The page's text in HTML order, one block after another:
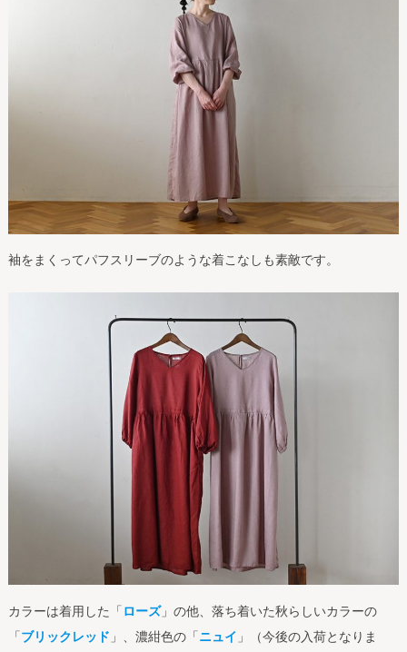
袖をまくってパフスリーブのような着こなしも素敵です。
カラーは着用した「ローズ」の他、落ち着いた秋らしいカラーの
「ブリックレッド 」、濃紺色の「ニュイ 」（今後の入荷となりま